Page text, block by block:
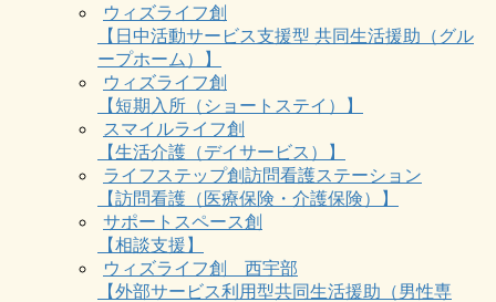
ウィズライフ創
【日中活動サービス支援型 共同生活援助（グル
ープホーム）】
ウィズライフ創
【短期入所（ショートステイ）】
スマイルライフ創
【生活介護（デイサービス）】
ライフステップ創訪問看護ステーション
【訪問看護（医療保険・介護保険）】
サポートスペース創
【相談支援】
ウィズライフ創 西宇部
【外部サービス利用型共同生活援助（男性専